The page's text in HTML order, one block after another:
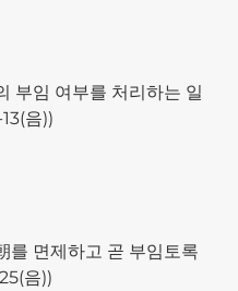
부임 여부를 처리하는 일
음))
를 면제하고 곧 부임토록
음))